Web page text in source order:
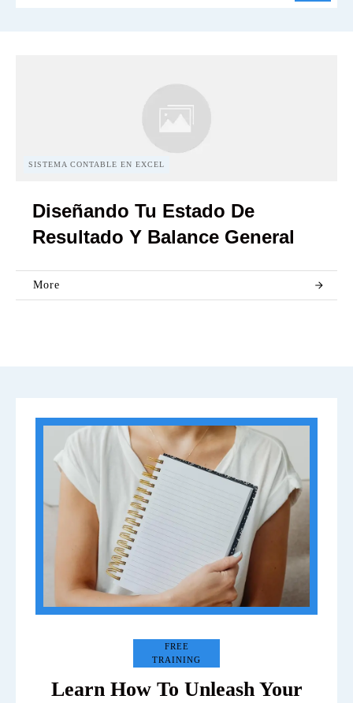
SISTEMA CONTABLE EN EXCEL
Diseñando Tu Estado De
Resultado Y Balance General
More
FREE
TRAINING
Learn How To Unleash Your